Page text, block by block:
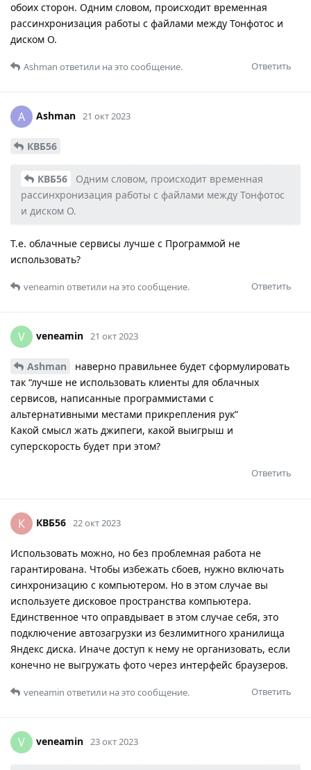
обоих сторон. Одним словом, происходит временная
рассинхронизация работы с файлами между Тонфотос и
диском О.
Ответить
Ashman ответили на это сообщение.
A Ashman 21 окт 2023
КВБ56
КВБ56
Одним словом, происходит временная
рассинхронизация работы с файлами между Тонфотос
и диском О.
Т.е. облачные сервисы лучше с Программой не
использовать?
Ответить
veneamin ответили на это сообщение.
V veneamin 21 окт 2023
Ashman
наверно правильнее будет сформулировать
так “лучше не использовать клиенты для облачных
сервисов, написанные программистами с
альтернативными местами прикрепления рук”
Какой смысл жать джипеги, какой выигрыш и
суперскорость будет при этом?
Ответить
К КВБ56 22 окт 2023
Использовать можно, но без проблемная работа не
гарантирована. Чтобы избежать сбоев, нужно включать
синхронизацию с компьютером. Но в этом случае вы
используете дисковое пространства компьютера.
Единственное что оправдывает в этом случае себя, это
подключение автозагрузки из безлимитного хранилища
Яндекс диска. Иначе доступ к нему не организовать, если
конечно не выгружать фото через интерфейс браузеров.
Ответить
veneamin ответили на это сообщение.
V veneamin 23 окт 2023